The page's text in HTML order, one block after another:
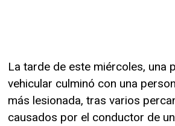
La tarde de este miércoles, una
vehicular culminó con una
más lesionada, tras varios
causados por el conductor de